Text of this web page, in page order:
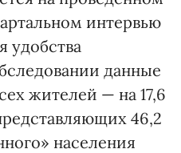
интервью
удобства
данные
жителей — на 17,6
46,2
населения